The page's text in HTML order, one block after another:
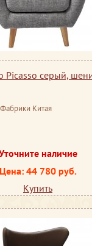
Picasso серый,
Китая
наличие
Цена: 44 780 руб.
Купить